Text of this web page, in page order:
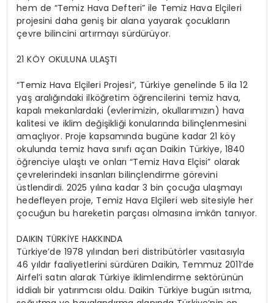
hem de “Temiz Hava Defteri” ile Temiz Hava Elçileri
projesini daha geniş bir alana yayarak çocukların
çevre bilincini artırmayı sürdürüyor.
21 KÖY OKULUNA ULAŞTI
“Temiz Hava Elçileri Projesi”, Türkiye genelinde 5 ila 12
yaş aralığındaki ilköğretim öğrencilerini temiz hava,
kapalı mekanlardaki (evlerimizin, okullarımızın) hava
kalitesi ve iklim değişikliği konularında bilinçlenmesini
amaçlıyor. Proje kapsamında bugüne kadar 21 köy
okulunda temiz hava sınıfı açan Daikin Türkiye, 1840
öğrenciye ulaştı ve onları “Temiz Hava Elçisi” olarak
çevrelerindeki insanları bilinçlendirme görevini
üstlendirdi. 2025 yılına kadar 3 bin çocuğa ulaşmayı
hedefleyen proje, Temiz Hava Elçileri web sitesiyle her
çocuğun bu hareketin parçası olmasına imkân tanıyor.
DAIKIN TÜRKİYE HAKKINDA
Türkiye’de 1978 yılından beri distribütörler vasıtasıyla
46 yıldır faaliyetlerini sürdüren Daikin, Temmuz 2011’de
Airfel’i satın alarak Türkiye iklimlendirme sektörünün
iddialı bir yatırımcısı oldu. Daikin Türkiye bugün ısıtma,